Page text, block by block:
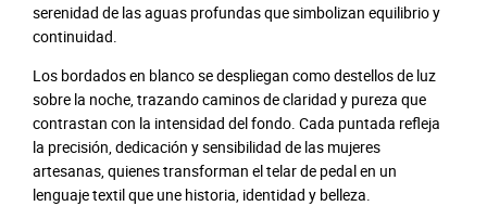
serenidad de las aguas profundas que simbolizan equilibrio y
continuidad.
Los bordados en blanco se despliegan como destellos de luz
sobre la noche, trazando caminos de claridad y pureza que
contrastan con la intensidad del fondo. Cada puntada refleja
la precisión, dedicación y sensibilidad de las mujeres
artesanas, quienes transforman el telar de pedal en un
lenguaje textil que une historia, identidad y belleza.